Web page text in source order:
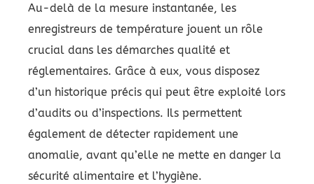
Au-delà de la mesure instantanée, les
enregistreurs de température jouent un rôle
crucial dans les démarches qualité et
réglementaires. Grâce à eux, vous disposez
d’un historique précis qui peut être exploité lors
d’audits ou d’inspections. Ils permettent
également de détecter rapidement une
anomalie, avant qu’elle ne mette en danger la
sécurité alimentaire et l’hygiène.